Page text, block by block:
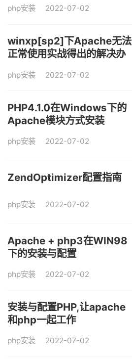
php安装 2022-07-02
winxp[sp2]下Apache无法
正常使用实战得出的解决办
php安装 2022-07-02
PHP4.1.0在Windows下的
Apache模块方式安装
php安装 2022-07-02
ZendOptimizer配置指南
php安装 2022-07-02
Apache + php3在WIN98
下的安装与配置
php安装 2022-07-02
安装与配置PHP,让apache
和php一起工作
php安装 2022-07-02